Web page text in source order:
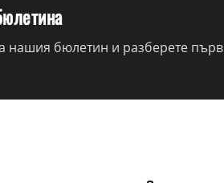
нашия бюлетин и разберете